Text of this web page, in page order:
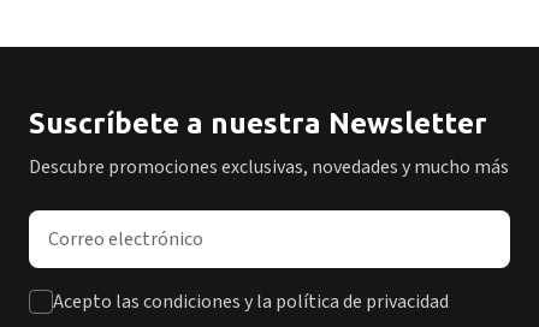
Suscríbete a nuestra Newsletter
Descubre promociones exclusivas, novedades y mucho más
Dirección de correo electrónico
Acepto las condiciones y la política de privacidad